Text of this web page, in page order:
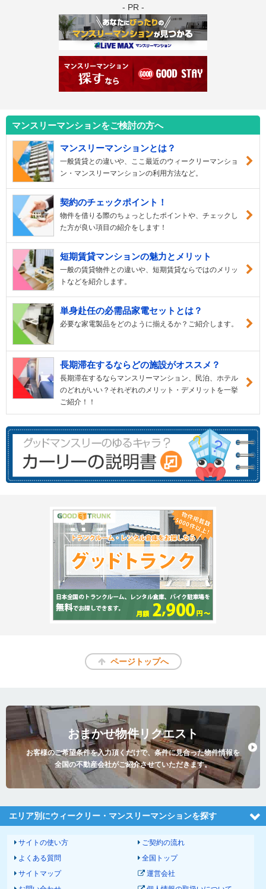
- PR -
マンスリーマンションをご検討の方へ
マンスリーマンションとは？
一般賃貸との違いや、ここ最近のウィークリーマンショ
ン・マンスリーマンションの利用方法など。
契約のチェックポイント！
物件を借りる際のちょっとしたポイントや、チェックし
た方が良い項目の紹介をします！
短期賃貸マンションの魅力とメリット
一般の賃貸物件との違いや、短期賃貸ならではのメリッ
トなどを紹介します。
単身赴任の必需品家電セットとは？
必要な家電製品をどのように揃えるか？ご紹介します。
長期滞在するならどの施設がオススメ？
長期滞在するならマンスリーマンション、民泊、ホテル
のどれがいい？それぞれのメリット・デメリットを一挙
ご紹介！！
ページトップへ
おまかせ物件リクエスト
お客様のご希望条件を入力頂くだけで、条件に見合った物件情報を
全国の不動産会社がご紹介させていただきます。
エリア別にウィークリー・マンスリーマンションを探す
サイトの使い方
ご契約の流れ
よくある質問
全国トップ
サイトマップ
運営会社